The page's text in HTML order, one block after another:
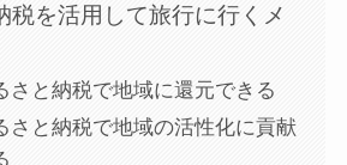
税を活用して旅行に行くメ
と納税で地域に還元できる
と納税で地域の活性化に貢献